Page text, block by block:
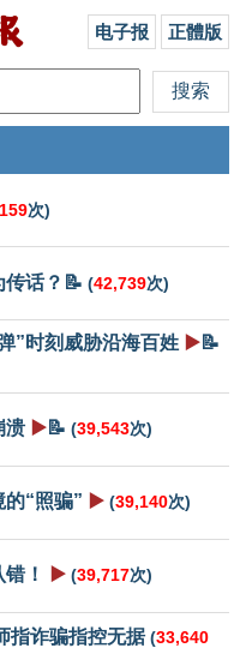
电子报 正體版
次)
传话？📝 (42,739次)
”时刻威胁沿海百姓 ▶️📝
溃 ▶️📝 (39,543次)
“照骗” ▶️ (39,140次)
！ ▶️ (39,717次)
指诈骗指控无据(33,640